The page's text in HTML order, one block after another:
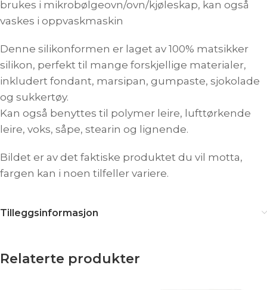
brukes i mikrobølgeovn/ovn/kjøleskap, kan også
vaskes i oppvaskmaskin
Denne silikonformen er laget av 100% matsikker
silikon, perfekt til mange forskjellige materialer,
inkludert fondant, marsipan, gumpaste, sjokolade
og sukkertøy.
Kan også benyttes til polymer leire, lufttørkende
leire, voks, såpe, stearin og lignende.
Bildet er av det faktiske produktet du vil motta,
fargen kan i noen tilfeller variere.
Tilleggsinformasjon
Relaterte produkter